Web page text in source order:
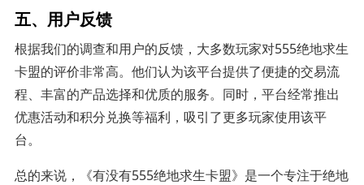
五、用户反馈
根据我们的调查和用户的反馈，大多数玩家对555绝地求生
卡盟的评价非常高。他们认为该平台提供了便捷的交易流
程、丰富的产品选择和优质的服务。同时，平台经常推出
优惠活动和积分兑换等福利，吸引了更多玩家使用该平
台。
总的来说，《有没有555绝地求生卡盟》是一个专注于绝地